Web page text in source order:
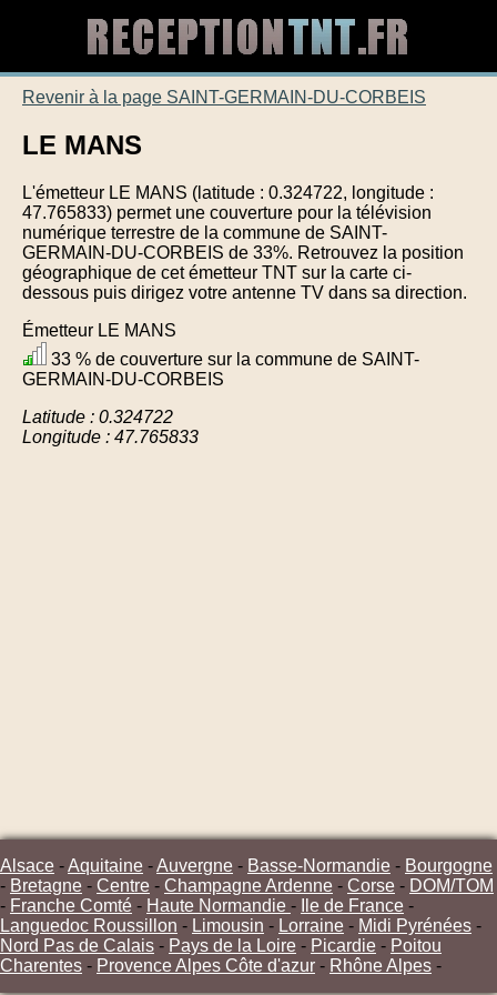
Revenir à la page SAINT-GERMAIN-DU-CORBEIS
LE MANS
L'émetteur LE MANS (latitude : 0.324722, longitude :
47.765833) permet une couverture pour la télévision
numérique terrestre de la commune de SAINT-
GERMAIN-DU-CORBEIS de 33%. Retrouvez la position
géographique de cet émetteur TNT sur la carte ci-
dessous puis dirigez votre antenne TV dans sa direction.
Émetteur LE MANS
33 % de couverture sur la commune de SAINT-
GERMAIN-DU-CORBEIS
Latitude : 0.324722
Longitude : 47.765833
Alsace -Aquitaine -Auvergne - Basse-Normandie - Bourgogne
- Bretagne - Centre - Champagne Ardenne - Corse - DOM/TOM
- Franche Comté - Haute Normandie - Ile de France -
Languedoc Roussillon - Limousin - Lorraine - Midi Pyrénées -
Nord Pas de Calais - Pays de la Loire - Picardie - Poitou
Charentes - Provence Alpes Côte d'azur - Rhône Alpes -